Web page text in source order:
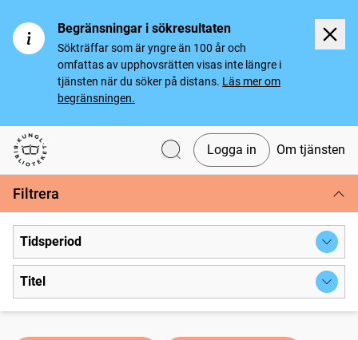
Begränsningar i sökresultaten
Sökträffar som är yngre än 100 år och
omfattas av upphovsrätten visas inte längre i
tjänsten när du söker på distans. Läs mer om
begränsningen.
Svenska tidningar
Logga in Om tjänsten
Filtrera
Tidsperiod
Titel